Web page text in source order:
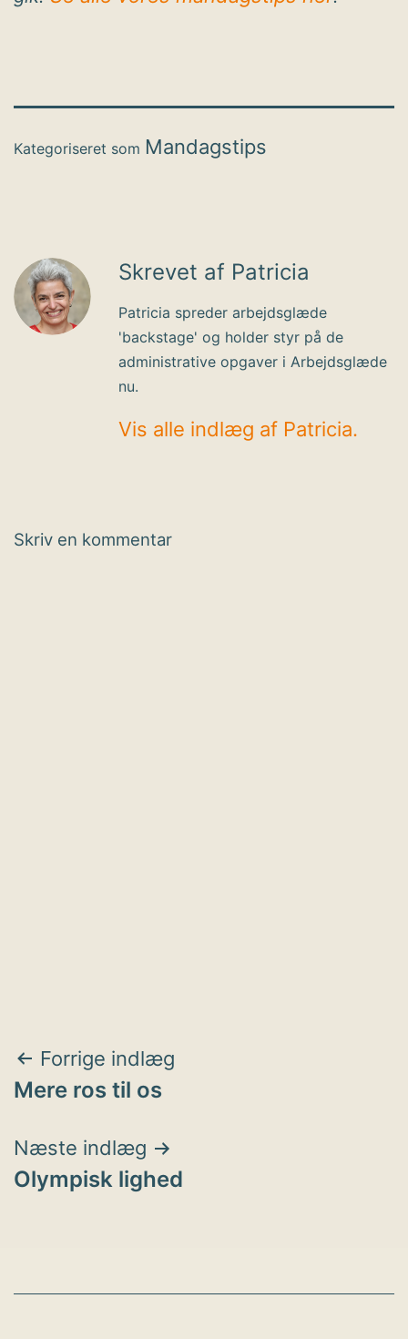
Kategoriseret som Mandagstips
Skrevet af Patricia
Patricia spreder arbejdsglæde
'backstage' og holder styr på de
administrative opgaver i Arbejdsglæde
nu.
Vis alle indlæg af Patricia.
Skriv en kommentar
Indlægsnavigation
Forrige indlæg
Mere ros til os
Næste indlæg
Olympisk lighed